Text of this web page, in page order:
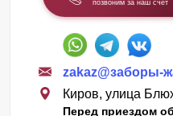
позвоним за наш счет
zakaz@заборы-
Киров, улица
Перед приездом